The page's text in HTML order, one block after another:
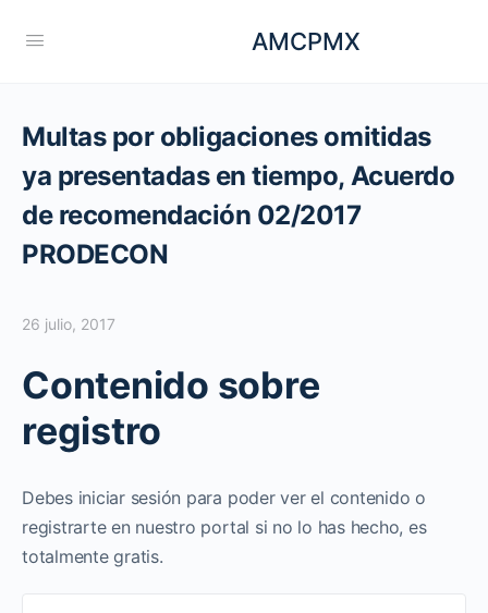
AMCPMX
Multas por obligaciones omitidas
ya presentadas en tiempo, Acuerdo
de recomendación 02/2017
PRODECON
26 julio, 2017
Contenido sobre
registro
Debes iniciar sesión para poder ver el contenido o
registrarte en nuestro portal si no lo has hecho, es
totalmente gratis.